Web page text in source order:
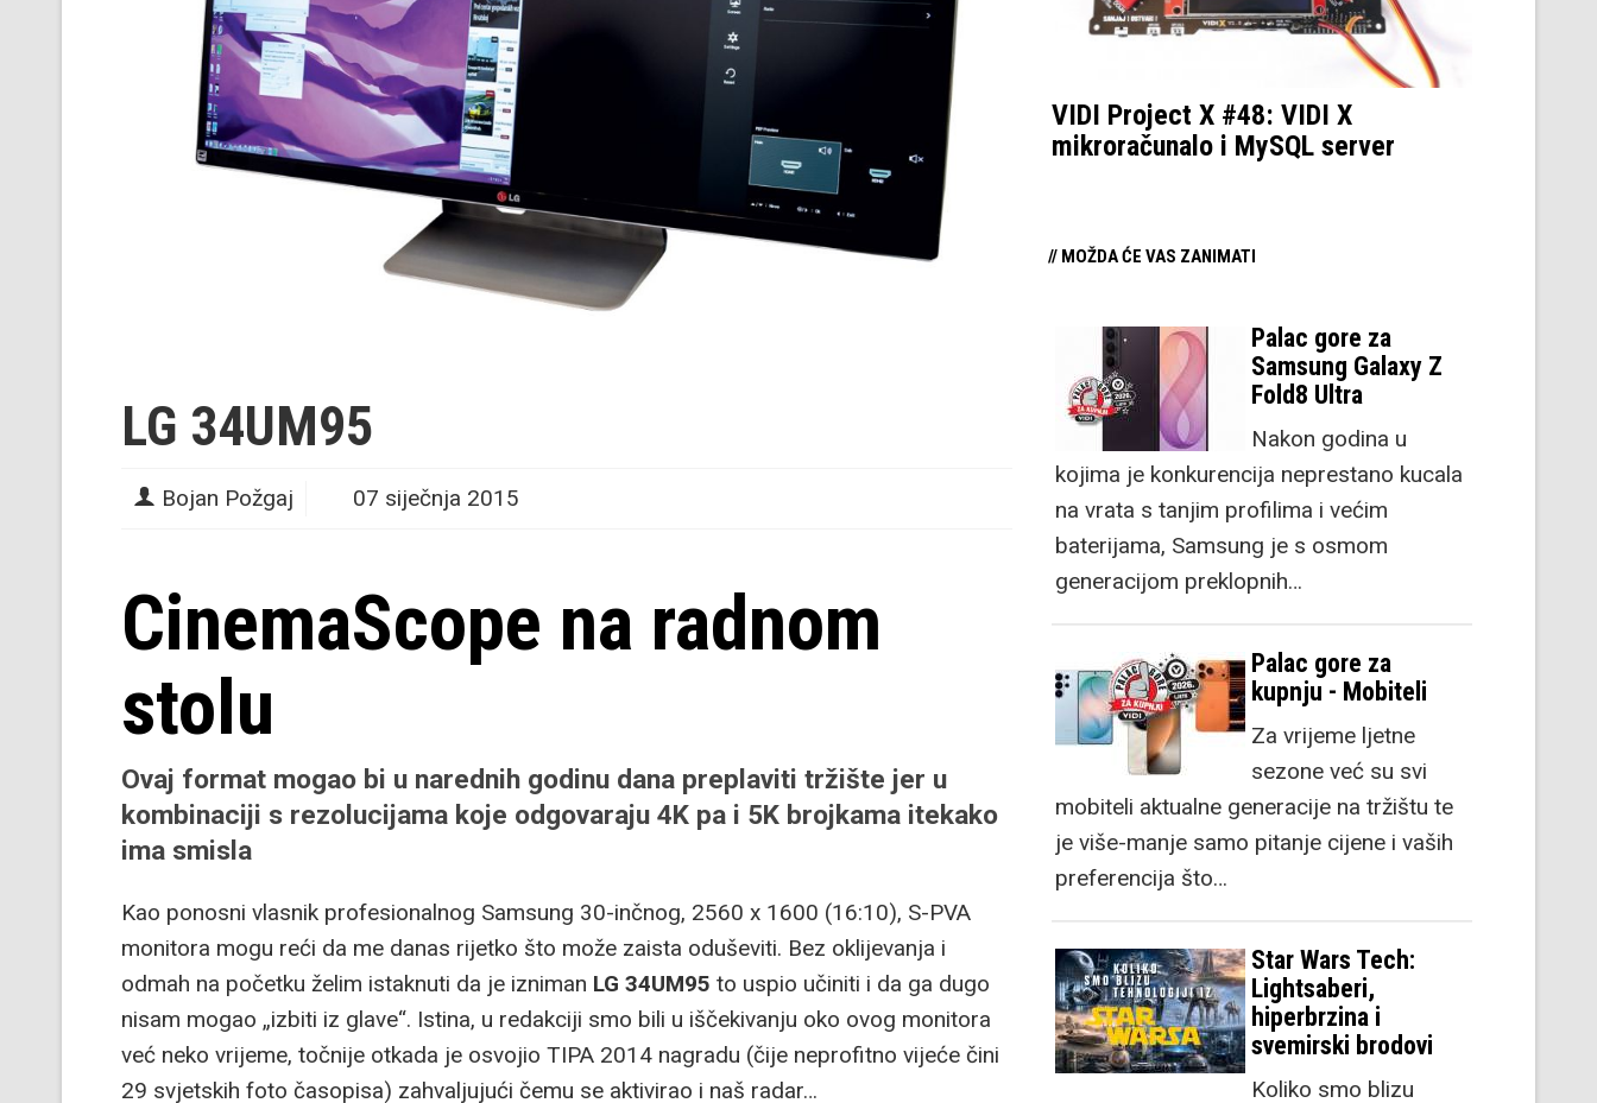
LG 34UM95
Bojan Požgaj 07 siječnja 2015
CinemaScope na radnom
stolu
Ovaj format mogao bi u narednih godinu dana preplaviti tržište jer u
kombinaciji s rezolucijama koje odgovaraju 4K pa i 5K brojkama itekako
ima smisla
Kao ponosni vlasnik profesionalnog Samsung 30-inčnog, 2560 x 1600 (16:10), S-PVA
monitora mogu reći da me danas rijetko što može zaista oduševiti. Bez oklijevanja i
odmah na početku želim istaknuti da je izniman LG 34UM95 to uspio učiniti i da ga dugo
nisam mogao „izbiti iz glave“. Istina, u redakciji smo bili u iščekivanju oko ovog monitora
već neko vrijeme, točnije otkada je osvojio TIPA 2014 nagradu (čije neprofitno vijeće čini
29 svjetskih foto časopisa) zahvaljujući čemu se aktivirao i naš radar…
VIDI Project X #48: VIDI X
mikroračunalo i MySQL server
// MOŽDA ĆE VAS ZANIMATI
Palac gore za
Samsung Galaxy Z
Fold8 Ultra
Nakon godina u
kojima je konkurencija neprestano kucala
na vrata s tanjim profilima i većim
baterijama, Samsung je s osmom
generacijom preklopnih…
Palac gore za
kupnju - Mobiteli
Za vrijeme ljetne
sezone već su svi
mobiteli aktualne generacije na tržištu te
je više-manje samo pitanje cijene i vaših
preferencija što…
Star Wars Tech:
Lightsaberi,
hiperbrzina i
svemirski brodovi
Koliko smo blizu